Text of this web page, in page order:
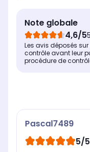
Note globale
4,6/5
Les avis déposés
contrôle avant leur
procédure de
Pascal7489
5/5